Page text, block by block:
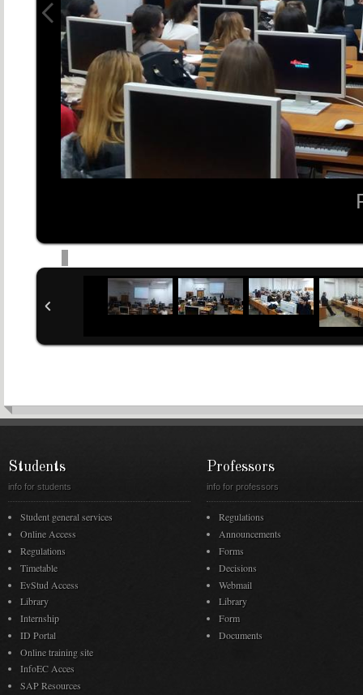
Students
info for students
Student general services
Online Access
Regulations
Timetable
EvStud Access
Library
Internship
ID Portal
Online training site
InfoEC Acces
SAP Resources
Professors
info for professors
Regulations
Announcements
Forms
Decisions
Webmail
Library
Form
Documents